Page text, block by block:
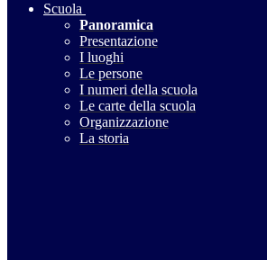
Scuola
Panoramica
Presentazione
I luoghi
Le persone
I numeri della scuola
Le carte della scuola
Organizzazione
La storia